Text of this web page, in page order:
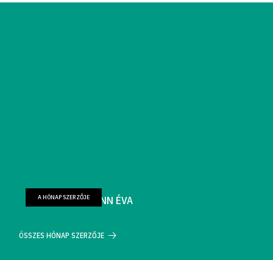
FARKAS WELLMANN ÉVA
A HÓNAP SZERZŐJE
ÖSSZES HÓNAP SZERZŐJE